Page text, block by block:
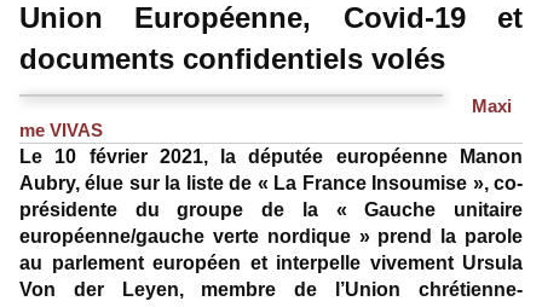
Union Européenne, Covid-19 et
documents confidentiels volés
Maxi
me VIVAS
Le 10 février 2021, la députée européenne Manon
Aubry, élue sur la liste de « La France Insoumise », co-
présidente du groupe de la « Gauche unitaire
européenne/gauche verte nordique » prend la parole
au parlement européen et interpelle vivement Ursula
Von der Leyen, membre de l’Union chrétienne-